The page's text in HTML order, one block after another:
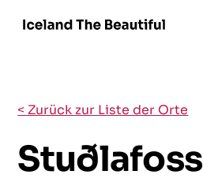
< Zurück zur Liste der Orte
Stuðlafoss